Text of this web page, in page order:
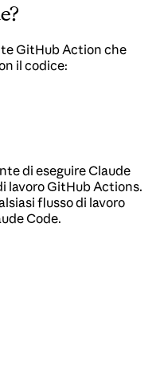
GitHub Action che
il codice:
di eseguire Claude
lavoro GitHub Actions.
flusso di lavoro
Code.